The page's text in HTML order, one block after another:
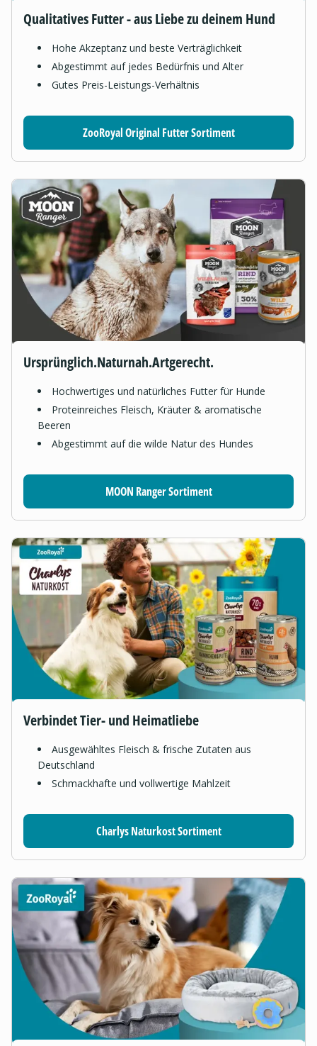
Qualitatives Futter - aus Liebe zu deinem Hund
Hohe Akzeptanz und beste Verträglichkeit
Abgestimmt auf jedes Bedürfnis und Alter
Gutes Preis-Leistungs-Verhältnis
ZooRoyal Original Futter Sortiment
Ursprünglich.Naturnah.Artgerecht.
Hochwertiges und natürliches Futter für Hunde
Proteinreiches Fleisch, Kräuter & aromatische
Beeren
Abgestimmt auf die wilde Natur des Hundes
MOON Ranger Sortiment
Verbindet Tier- und Heimatliebe
Ausgewähltes Fleisch & frische Zutaten aus
Deutschland
Schmackhafte und vollwertige Mahlzeit
Charlys Naturkost Sortiment